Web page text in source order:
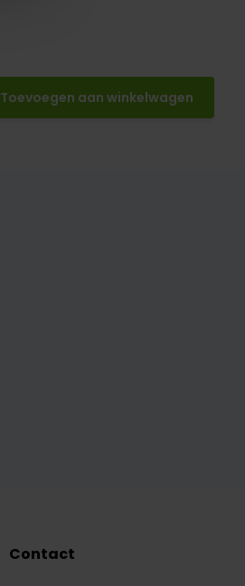
Toevoegen aan winkelwagen
Contact